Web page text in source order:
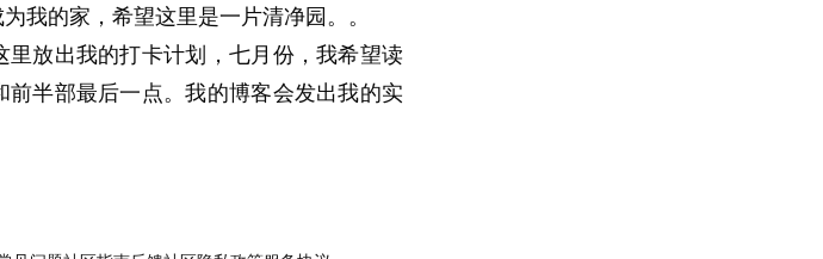
我的家，希望这里是一片清净园。。
放出我的打卡计划，七月份，我希望读
半部最后一点。我的博客会发出我的实